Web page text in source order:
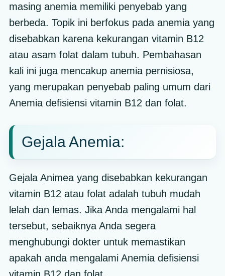
masing anemia memiliki penyebab yang
berbeda. Topik ini berfokus pada anemia yang
disebabkan karena kekurangan vitamin B12
atau asam folat dalam tubuh. Pembahasan
kali ini juga mencakup anemia pernisiosa,
yang merupakan penyebab paling umum dari
Anemia defisiensi vitamin B12 dan folat.
Gejala Anemia:
Gejala Animea yang disebabkan kekurangan
vitamin B12 atau folat adalah tubuh mudah
lelah dan lemas. Jika Anda mengalami hal
tersebut, sebaiknya Anda segera
menghubungi dokter untuk memastikan
apakah anda mengalami Anemia defisiensi